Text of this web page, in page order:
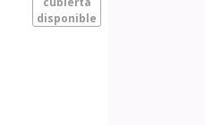
disponible